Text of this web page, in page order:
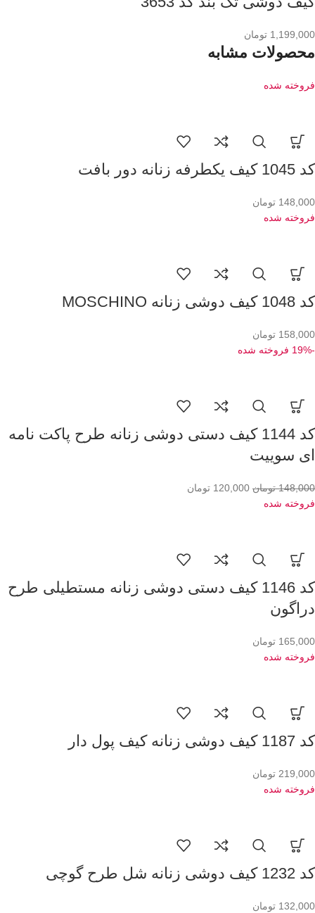
1,199,000 تومان
محصولات مشابه
فروخته شده
کد 1045 کیف یکطرفه زنانه دور بافت
148,000 تومان
فروخته شده
کد 1048 کیف دوشی زنانه MOSCHINO
158,000 تومان
-19%
فروخته شده
کد 1144 کیف دستی دوشی زنانه طرح پاکت نامه
ای سوییت
148,000 تومان 120,000 تومان
فروخته شده
کد 1146 کیف دستی دوشی زنانه مستطیلی طرح
دراگون
165,000 تومان
فروخته شده
کد 1187 کیف دوشی زنانه کیف پول دار
219,000 تومان
فروخته شده
کد 1232 کیف دوشی زنانه شل طرح گوچی
132,000 تومان